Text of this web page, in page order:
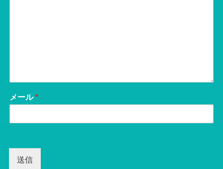
メール*
送信